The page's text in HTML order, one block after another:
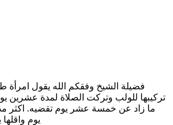
فضيلة الشيخ وفقكم الله يقول
تركيبها للولب وتركت الصلاة لمدة عشرين
ما زاد عن خمسة عشر يوم تقضيه. اكثر
يوم واقلها